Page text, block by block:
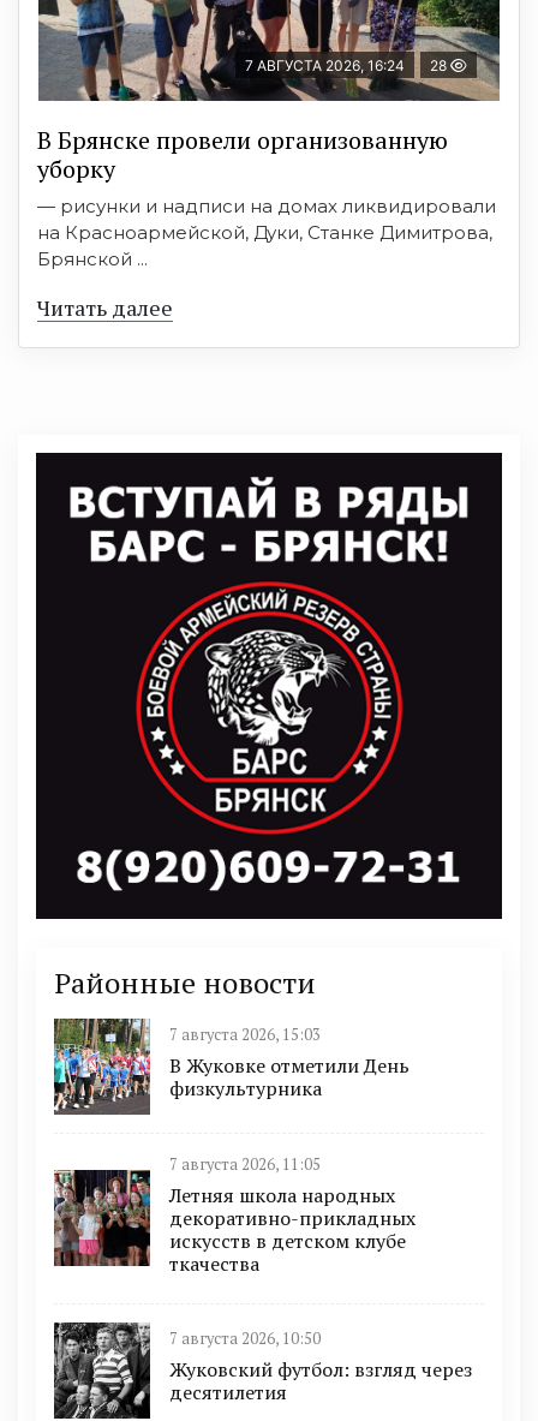
7 АВГУСТА 2026, 16:24 28
В Брянске провели организованную
уборку
— рисунки и надписи на домах ликвидировали
на Красноармейской, Дуки, Станке Димитрова,
Брянской ...
Читать далее
Районные новости
7 августа 2026, 15:03
В Жуковке отметили День
физкультурника
7 августа 2026, 11:05
Летняя школа народных
декоративно-прикладных
искусств в детском клубе
ткачества
7 августа 2026, 10:50
Жуковский футбол: взгляд через
десятилетия